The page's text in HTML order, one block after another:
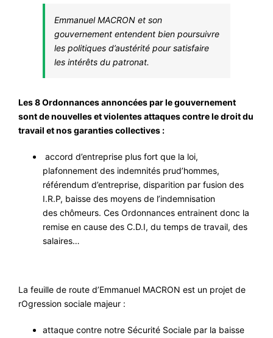
Emmanuel MACRON et son
gouvernement entendent bien poursuivre
les politiques d’austérité pour satisfaire
les intérêts du patronat.
Les 8 Ordonnances annoncées par le gouvernement
sont de nouvelles et violentes attaques contre le droit du
travail et nos garanties collectives :
accord d’entreprise plus fort que la loi,
plafonnement des indemnités prud’hommes,
référendum d’entreprise, disparition par fusion des
I.R.P, baisse des moyens de l’indemnisation
des chômeurs. Ces Ordonnances entrainent donc la
remise en cause des C.D.I, du temps de travail, des
salaires…
La feuille de route d’Emmanuel MACRON est un projet de
rОgression sociale majeur :
attaque contre notre Sécurité Sociale par la baisse